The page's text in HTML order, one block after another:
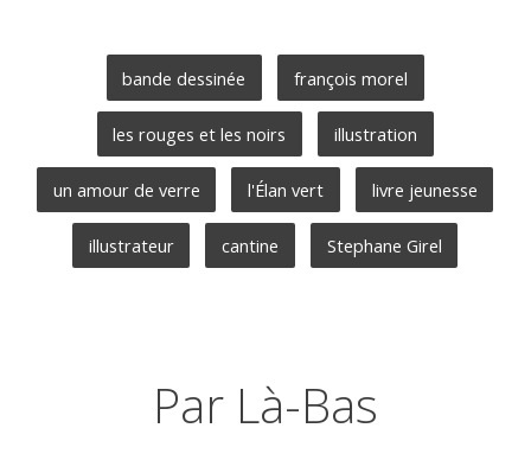
bande dessinée françois morel
les rouges et les noirs illustration
un amour de verre l'Élan vert livre jeunesse
illustrateur cantine Stephane Girel
Par Là-Bas